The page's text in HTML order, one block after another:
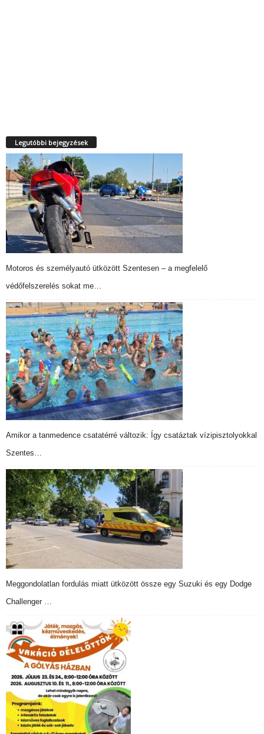
Legutóbbi bejegyzések
Motoros és személyautó ütközött Szentesen – a megfelelő
védőfelszerelés sokat me…
Amikor a tanmedence csatatérré változik: Így csatáztak vízipisztolyokkal
Szentes…
Meggondolatlan fordulás miatt ütközött össze egy Suzuki és egy Dodge
Challenger …